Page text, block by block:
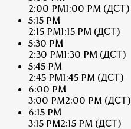
2:00 PM1:00 PM (ДСТ)
5:15 PM
2:15 PM1:15 PM (ДСТ)
5:30 PM
2:30 PM1:30 PM (ДСТ)
5:45 PM
2:45 PM1:45 PM (ДСТ)
6:00 PM
3:00 PM2:00 PM (ДСТ)
6:15 PM
3:15 PM2:15 PM (ДСТ)